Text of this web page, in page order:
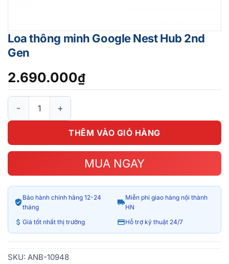
Loa thông minh Google Nest Hub 2nd
Gen
2.690.000₫
THÊM VÀO GIỎ HÀNG
MUA NGAY
Bảo hành chính hãng 12-24
tháng
Miễn phí giao hàng nội thành
HN
Giá tốt nhất thị trường
Hỗ trợ kỹ thuật 24/7
SKU: ANB-10948